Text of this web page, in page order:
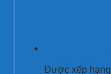
Được xếp hạng